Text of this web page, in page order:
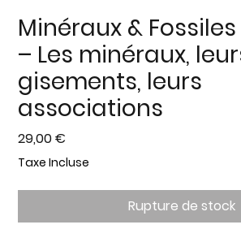
Minéraux & Fossiles
– Les minéraux,
gisements, leurs
associations
29,00 €
Taxe Incluse
Rupture de stock